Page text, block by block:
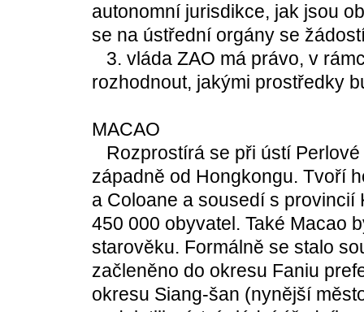
autonomní jurisdikce, jak jsou
se na ústřední orgány se
3. vláda ZAO má právo, v
rozhodnout, jakými prostředky
MACAO
Rozprostírá se při ústí
západně od Hongkongu. Tvoří
a Coloane a sousedí s provincií
450 000 obyvatel. Také Macao
starověku. Formálně se stalo
začleněno do okresu Faniu
okresu Siang-šan (nynější